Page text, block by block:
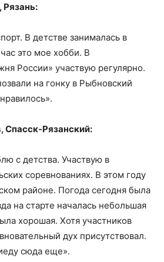
Рязань:
В детстве занималась в
это мое хобби. В
России» участвую регулярно.
на гонку в Рыбновский
Спасск-Рязанский:
с детства. Участвую в
соревнованиях. В этом году
районе. Погода сегодня была
на старте началась небольшая
хорошая. Хотя участников
дух присутствовал.
сюда еще».